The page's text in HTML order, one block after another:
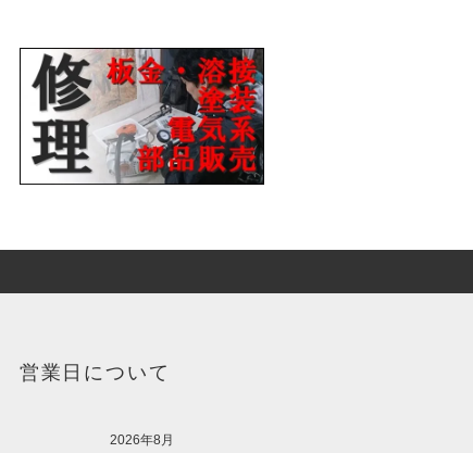
営業日について
2026年8月